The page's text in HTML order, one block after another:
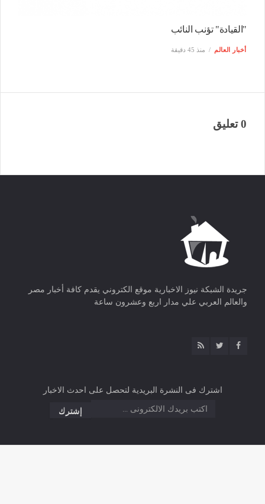
"القيادة" تؤنب النائب
أخبار العالم منذ 45 دقيقة
0 تعليق
جريدة الشبكة نيوز الاخبارية موقع الكتروني يقدم كافة أخبار مصر
والعالم العربي علي مدار اربع وعشرون ساعة
اشترك فى النشرة البريدية لتحصل على احدث الاخبار